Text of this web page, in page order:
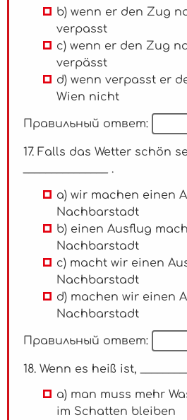
b) wenn er den Zug
verpasst
c) wenn er den Zug
verpässt
d) wenn verpasst er
Wien nicht
Правильный ответ:
17. Falls das Wetter schön
_______________ .
a) wir machen einen
Nachbarstadt
b) einen Ausflug
Nachbarstadt
c) macht wir einen
Nachbarstadt
d) machen wir einen
Nachbarstadt
Правильный ответ:
18. Wenn es heiß ist,
a) man muss mehr
im Schatten bleiben